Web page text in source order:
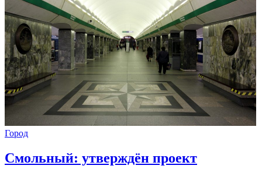
Город
Смольный: утверждён проект